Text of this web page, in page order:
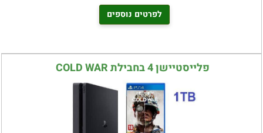
לפרטים נוספים
פלייסטיישן 4 בחבילת COLD WAR